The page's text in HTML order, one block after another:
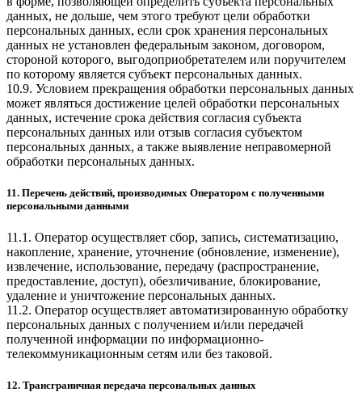
данных, не дольше, чем этого требуют цели обработки
персональных данных, если срок хранения персональных
данных не установлен федеральным законом, договором,
стороной которого, выгодоприобретателем или поручителем
по которому является субъект персональных данных.
10.9. Условием прекращения обработки персональных данных
может являться достижение целей обработки персональных
данных, истечение срока действия согласия субъекта
персональных данных или отзыв согласия субъектом
персональных данных, а также выявление неправомерной
обработки персональных данных.
11. Перечень действий, производимых Оператором с полученными
персональными данными
11.1. Оператор осуществляет сбор, запись, систематизацию,
накопление, хранение, уточнение (обновление, изменение),
извлечение, использование, передачу (распространение,
предоставление, доступ), обезличивание, блокирование,
удаление и уничтожение персональных данных.
11.2. Оператор осуществляет автоматизированную обработку
персональных данных с получением и/или передачей
полученной информации по информационно-
телекоммуникационным сетям или без таковой.
12. Трансграничная передача персональных данных